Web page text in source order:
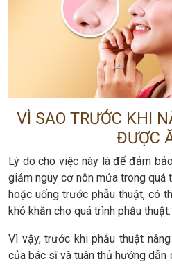
VÌ SAO TRƯỚC KHI
ĐƯỢC
Lý do cho việc này là để đảm
giảm nguy cơ nôn mửa trong quá
hoặc uống trước phẫu thuật, có
khó khăn cho quá trình phẫu thuật.
Vì vậy, trước khi phẫu thuật
của bác sĩ và tuân thủ hướng